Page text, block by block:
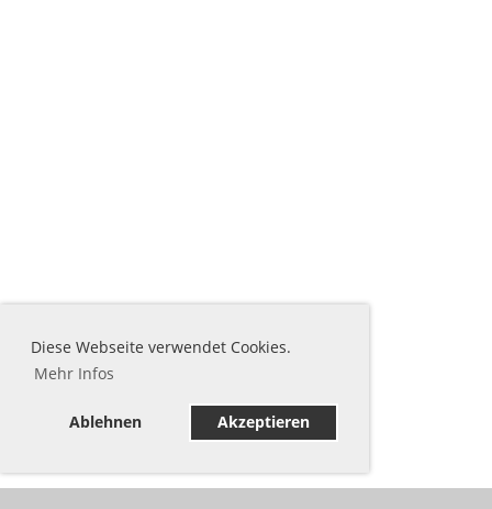
Diese Webseite verwendet Cookies.
Mehr Infos
Ablehnen Akzeptieren